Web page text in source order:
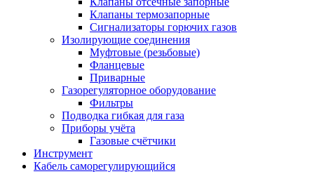
Клапаны термозапорные
Сигнализаторы горючих газов
Изолирующие соединения
Муфтовые (резьбовые)
Фланцевые
Приварные
Газорегуляторное оборудование
Фильтры
Подводка гибкая для газа
Приборы учёта
Газовые счётчики
Инструмент
Кабель саморегулирующийся